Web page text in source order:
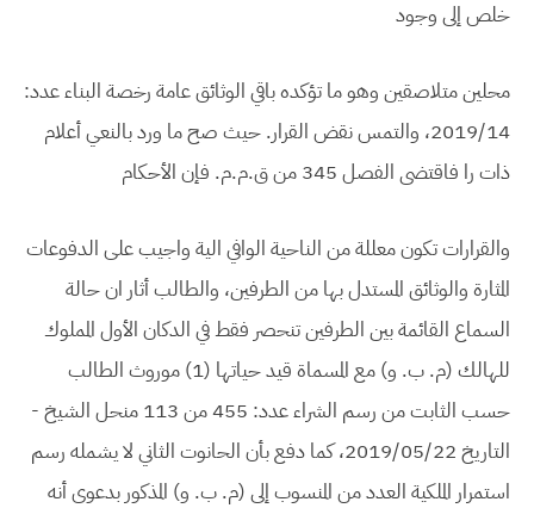
خلص إلى وجود
محلين متلاصقين وهو ما تؤكده باقي الوثائق عامة رخصة البناء عدد:
2019/14، والتمس نقض القرار. حيث صح ما ورد بالنعي أعلام
ذات را فاقتضى الفصل 345 من ق.م.م. فإن الأحكام
والقرارات تكون معللة من الناحية الوافي الية واجيب على الدفوعات
المثارة والوثائق المستدل بها من الطرفين، والطالب أثار ان حالة
السماع القائمة بين الطرفين تنحصر فقط في الدكان الأول المملوك
للهالك (م. ب. و) مع المسماة قيد حياتها (1) موروث الطالب
حسب الثابت من رسم الشراء عدد: 455 من 113 منحل الشيخ -
التاريخ 2019/05/22، كما دفع بأن الحانوت الثاني لا يشمله رسم
استمرار الملكية العدد من المنسوب إلى (م. ب. و) المذكور بدعوى أنه